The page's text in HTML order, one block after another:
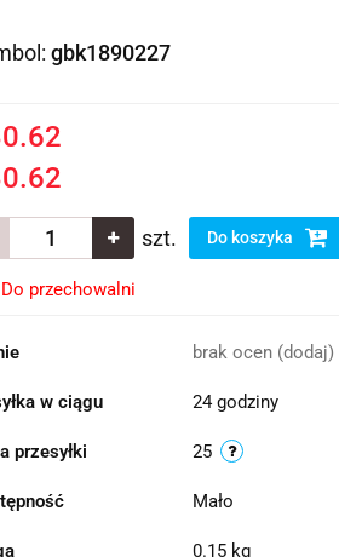
gbk1890227
szt. Do koszyka
Do przechowalni
brak ocen (dodaj)
w ciągu 24 godziny
przesyłki 25
Mało
0.15 kg